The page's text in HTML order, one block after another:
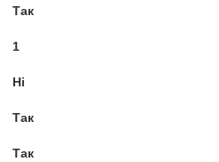
Так
1
Ні
Так
Так